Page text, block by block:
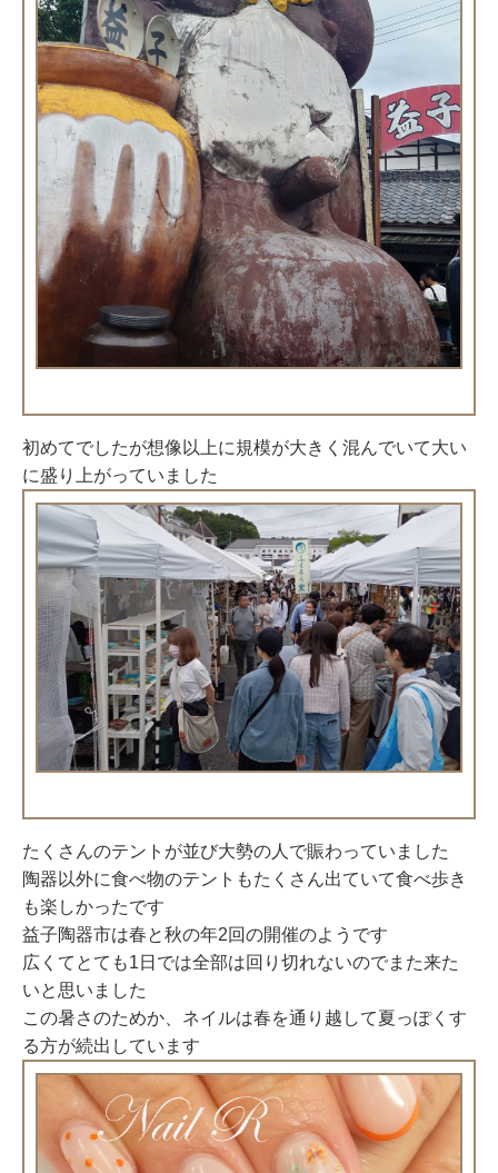
初めてでしたが想像以上に規模が大きく混んでいて大い
に盛り上がっていました
たくさんのテントが並び大勢の人で賑わっていました
陶器以外に食べ物のテントもたくさん出ていて食べ歩き
も楽しかったです
益子陶器市は春と秋の年2回の開催のようです
広くてとても1日では全部は回り切れないのでまた来た
いと思いました
この暑さのためか、ネイルは春を通り越して夏っぽくす
る方が続出しています